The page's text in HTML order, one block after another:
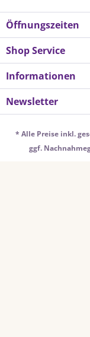
Öffnungszeiten
Shop Service
Informationen
Newsletter
* Alle Preise inkl.
ggf.